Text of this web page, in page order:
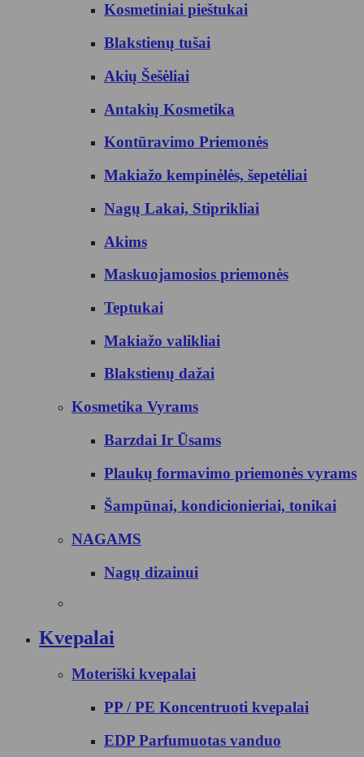
Kosmetiniai pieštukai
Blakstienų tušai
Akių Šešėliai
Antakių Kosmetika
Kontūravimo Priemonės
Makiažo kempinėlės, šepetėliai
Nagų Lakai, Stiprikliai
Akims
Maskuojamosios priemonės
Teptukai
Makiažo valikliai
Blakstienų dažai
Kosmetika Vyrams
Barzdai Ir Ūsams
Plaukų formavimo priemonės vyrams
Šampūnai, kondicionieriai, tonikai
NAGAMS
Nagų dizainui
Kvepalai
Moteriški kvepalai
PP / PE Koncentruoti kvepalai
EDP Parfumuotas vanduo